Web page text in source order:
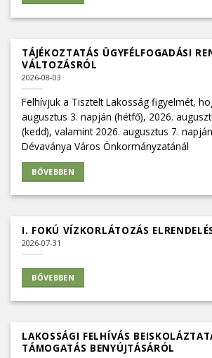
TÁJÉKOZTATÁS ÜGYFÉLFOGADÁSI
VÁLTOZÁSRÓL
2026-08-03
Felhívjuk a Tisztelt Lakosság figyelmét,
augusztus 3. napján (hétfő), 2026.
(kedd), valamint 2026. augusztus 7.
Dévaványa Város Önkormányzatánál
BŐVEBBEN
I. FOKÚ VÍZKORLÁTOZÁS
2026-07-31
BŐVEBBEN
LAKOSSÁGI FELHÍVÁS
TÁMOGATÁS BENYÚJTÁSÁRÓL